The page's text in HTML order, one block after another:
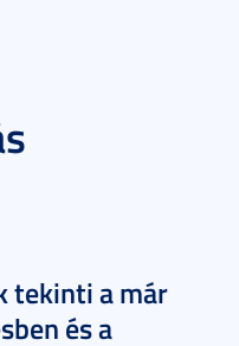
tekinti a már
és a